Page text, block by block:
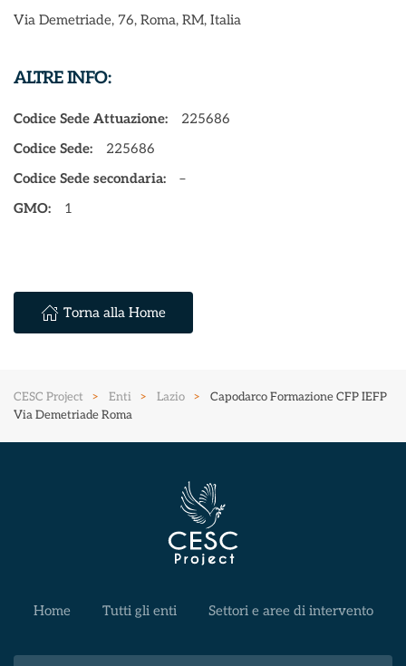
Via Demetriade, 76, Roma, RM, Italia
ALTRE INFO:
Codice Sede Attuazione:
225686
Codice Sede:
225686
Codice Sede secondaria:
–
GMO:
1
Torna alla Home
CESC Project Enti Lazio
Capodarco Formazione CFP IEFP
Via Demetriade Roma
Home Tutti gli enti Settori e aree di intervento